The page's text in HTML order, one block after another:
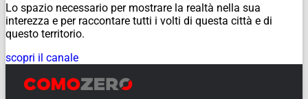
Lo spazio necessario per mostrare la realtà nella sua
interezza e per raccontare tutti i volti di questa città e di
questo territorio.
scopri il canale